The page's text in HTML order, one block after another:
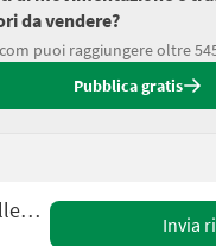
da vendere?
puoi raggiungere oltre
Pubblica gratis
Sonstige Ballenförderband
Invia